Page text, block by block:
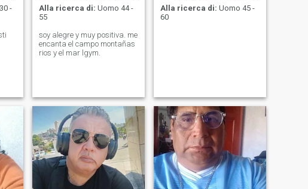
-
Alla ricerca di: Uomo 44 -
55
soy alegre y muy positiva. me
encanta el campo montañas
rios y el mar lgym.
Alla ricerca di: Uomo 45 -
60